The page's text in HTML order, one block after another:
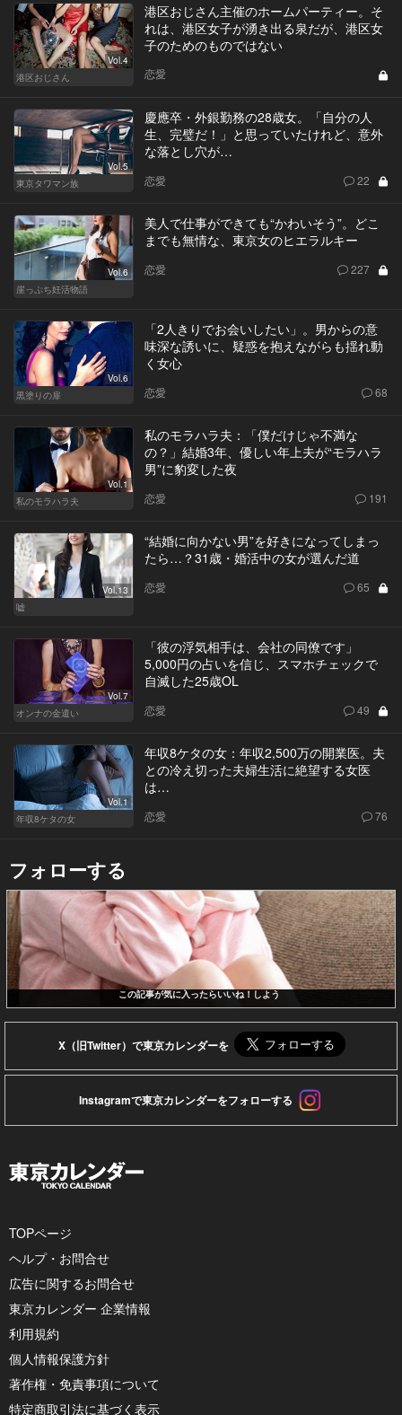
Vol.4
港区おじさん
港区おじさん主催のホームパーティー。そ
れは、港区女子が湧き出る泉だが、港区女
子のためのものではない
恋愛
Vol.5
東京タワマン族
慶應卒・外銀勤務の28歳女。「自分の人
生、完璧だ！」と思っていたけれど、意外
な落とし穴が…
恋愛 22
Vol.6
崖っぷち妊活物語
美人で仕事ができても“かわいそう”。どこ
までも無情な、東京女のヒエラルキー
恋愛 227
Vol.6
黒塗りの扉
「2人きりでお会いしたい」。男からの意
味深な誘いに、疑惑を抱えながらも揺れ動
く女心
恋愛 68
Vol.1
私のモラハラ夫
私のモラハラ夫：「僕だけじゃ不満な
の？」結婚3年、優しい年上夫が“モラハラ
男”に豹変した夜
恋愛 191
Vol.13
嘘
“結婚に向かない男”を好きになってしまっ
たら…？31歳・婚活中の女が選んだ道
恋愛 65
Vol.7
オンナの金遣い
「彼の浮気相手は、会社の同僚です」
5,000円の占いを信じ、スマホチェックで
自滅した25歳OL
恋愛 49
Vol.1
年収8ケタの女
年収8ケタの女：年収2,500万の開業医。夫
との冷え切った夫婦生活に絶望する女医
は…
恋愛 76
フォローする
この記事が気に入ったらいいね！しよう
X（旧Twitter）で東京カレンダーを
Instagramで東京カレンダーをフォローする
TOPページ
ヘルプ・お問合せ
広告に関するお問合せ
東京カレンダー 企業情報
利用規約
個人情報保護方針
著作権・免責事項について
特定商取引法に基づく表示